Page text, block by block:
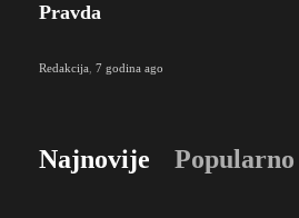
Pravda
Redakcija 7 godina ago
Najnovije Popularno